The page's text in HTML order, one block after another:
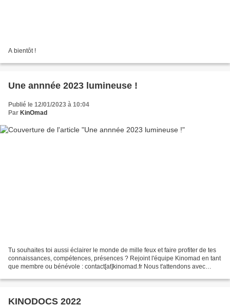
A bientôt !
Une annnée 2023 lumineuse !
Publié le 12/01/2023 à 10:04
Par KinOmad
Tu souhaites toi aussi éclairer le monde de mille feux et faire profiter de tes
connaissances, compétences, présences ? Rejoint l'équipe Kinomad en tant
que membre ou bénévole : contact[at]kinomad.fr Nous t'attendons avec
KINODOCS 2022